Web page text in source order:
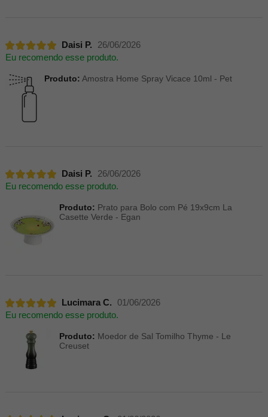
Daisi P.
26/06/2026
Eu recomendo esse produto.
Produto: Amostra Home Spray Vicace 10ml - Pet
Daisi P.
26/06/2026
Eu recomendo esse produto.
Produto: Prato para Bolo com Pé 19x9cm La
Casette Verde - Egan
Lucimara C.
01/06/2026
Eu recomendo esse produto.
Produto: Moedor de Sal Tomilho Thyme - Le
Creuset